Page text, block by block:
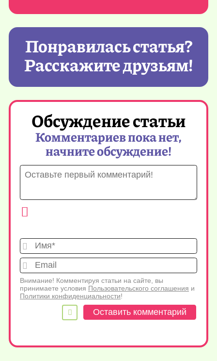
Понравилась статья?
Расскажите друзьям!
Обсуждение статьи
Комментариев пока нет,
начните обсуждение!
Имя*
Внимание! Комментируя статьи на сайте, вы
принимаете условия Пользовательского соглашения и
Политики конфиденциальности!